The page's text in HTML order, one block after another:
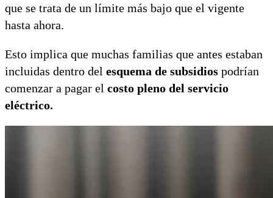
que se trata de un límite más bajo que el vigente
hasta ahora.
Esto implica que muchas familias que antes estaban
incluidas dentro del esquema de subsidios podrían
comenzar a pagar el costo pleno del servicio
eléctrico.